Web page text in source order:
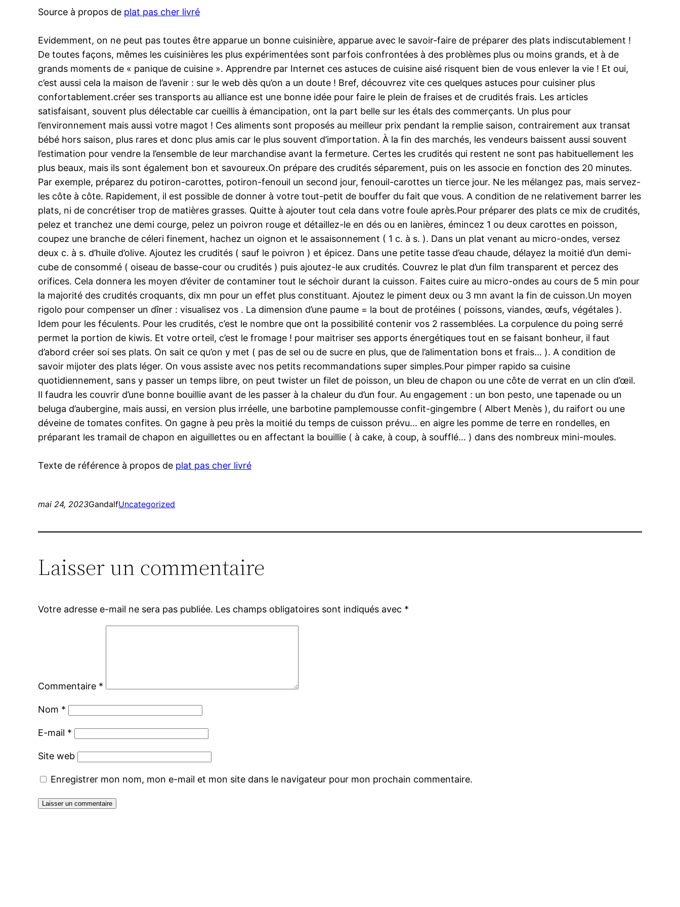
Source à propos de plat pas cher livré
Evidemment, on ne peut pas toutes être apparue un bonne cuisinière, apparue avec le savoir-faire de préparer des plats indiscutablement !
De toutes façons, mêmes les cuisinières les plus expérimentées sont parfois confrontées à des problèmes plus ou moins grands, et à de
grands moments de « panique de cuisine ». Apprendre par Internet ces astuces de cuisine aisé risquent bien de vous enlever la vie ! Et oui,
c’est aussi cela la maison de l’avenir : sur le web dès qu’on a un doute ! Bref, découvrez vite ces quelques astuces pour cuisiner plus
confortablement.créer ses transports au alliance est une bonne idée pour faire le plein de fraises et de crudités frais. Les articles
satisfaisant, souvent plus délectable car cueillis à émancipation, ont la part belle sur les étals des commerçants. Un plus pour
l’environnement mais aussi votre magot ! Ces aliments sont proposés au meilleur prix pendant la remplie saison, contrairement aux transat
bébé hors saison, plus rares et donc plus amis car le plus souvent d’importation. À la fin des marchés, les vendeurs baissent aussi souvent
l’estimation pour vendre la l’ensemble de leur marchandise avant la fermeture. Certes les crudités qui restent ne sont pas habituellement les
plus beaux, mais ils sont également bon et savoureux.On prépare des crudités séparement, puis on les associe en fonction des 20 minutes.
Par exemple, préparez du potiron-carottes, potiron-fenouil un second jour, fenouil-carottes un tierce jour. Ne les mélangez pas, mais servez-
les côte à côte. Rapidement, il est possible de donner à votre tout-petit de bouffer du fait que vous. A condition de ne relativement barrer les
plats, ni de concrétiser trop de matières grasses. Quitte à ajouter tout cela dans votre foule après.Pour préparer des plats ce mix de crudités,
pelez et tranchez une demi courge, pelez un poivron rouge et détaillez-le en dés ou en lanières, émincez 1 ou deux carottes en poisson,
coupez une branche de céleri finement, hachez un oignon et le assaisonnement ( 1 c. à s. ). Dans un plat venant au micro-ondes, versez
deux c. à s. d’huile d’olive. Ajoutez les crudités ( sauf le poivron ) et épicez. Dans une petite tasse d’eau chaude, délayez la moitié d’un demi-
cube de consommé ( oiseau de basse-cour ou crudités ) puis ajoutez-le aux crudités. Couvrez le plat d’un film transparent et percez des
orifices. Cela donnera les moyen d’éviter de contaminer tout le séchoir durant la cuisson. Faites cuire au micro-ondes au cours de 5 min pour
la majorité des crudités croquants, dix mn pour un effet plus constituant. Ajoutez le piment deux ou 3 mn avant la fin de cuisson.Un moyen
rigolo pour compenser un dîner : visualisez vos . La dimension d’une paume = la bout de protéines ( poissons, viandes, œufs, végétales ).
Idem pour les féculents. Pour les crudités, c’est le nombre que ont la possibilité contenir vos 2 rassemblées. La corpulence du poing serré
permet la portion de kiwis. Et votre orteil, c’est le fromage ! pour maitriser ses apports énergétiques tout en se faisant bonheur, il faut
d’abord créer soi ses plats. On sait ce qu’on y met ( pas de sel ou de sucre en plus, que de l’alimentation bons et frais… ). A condition de
savoir mijoter des plats léger. On vous assiste avec nos petits recommandations super simples.Pour pimper rapido sa cuisine
quotidiennement, sans y passer un temps libre, on peut twister un filet de poisson, un bleu de chapon ou une côte de verrat en un clin d’œil.
Il faudra les couvrir d’une bonne bouillie avant de les passer à la chaleur du d’un four. Au engagement : un bon pesto, une tapenade ou un
beluga d’aubergine, mais aussi, en version plus irréelle, une barbotine pamplemousse confit-gingembre ( Albert Menès ), du raifort ou une
déveine de tomates confites. On gagne à peu près la moitié du temps de cuisson prévu… en aigre les pomme de terre en rondelles, en
préparant les tramail de chapon en aiguillettes ou en affectant la bouillie ( à cake, à coup, à soufflé… ) dans des nombreux mini-moules.
Texte de référence à propos de plat pas cher livré
mai 24, 2023GandalfUncategorized
Laisser un commentaire
Votre adresse e-mail ne sera pas publiée. Les champs obligatoires sont indiqués avec *
Commentaire *
Nom *
E-mail *
Site web
Enregistrer mon nom, mon e-mail et mon site dans le navigateur pour mon prochain commentaire.